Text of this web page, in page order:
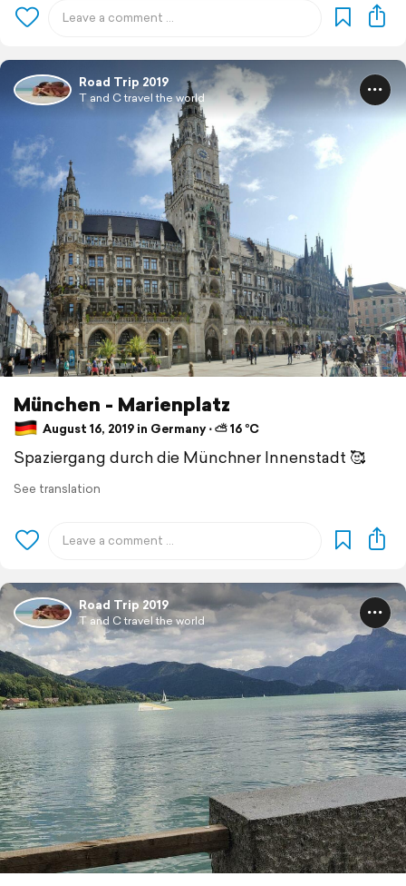
Road Trip 2019
T and C travel the world
München - Marienplatz
August 16, 2019 in Germany ⋅ ⛅ 16 °C
Spaziergang durch die Münchner Innenstadt 🥰
See translation
Road Trip 2019
T and C travel the world